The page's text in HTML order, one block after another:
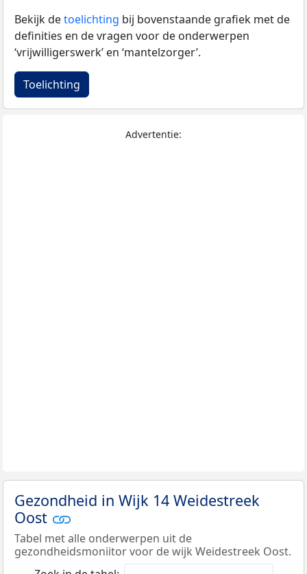
Bekijk detoelichting bij bovenstaande grafiek met de
definities en de vragen voor de onderwerpen
‘vrijwilligerswerk’ en ‘mantelzorger’.
Toelichting
Advertentie:
Gezondheid in Wijk 14 Weidestreek
Oost
Tabel met alle onderwerpen uit de
gezondheidsmoniitor voor de wijk Weidestreek Oost.